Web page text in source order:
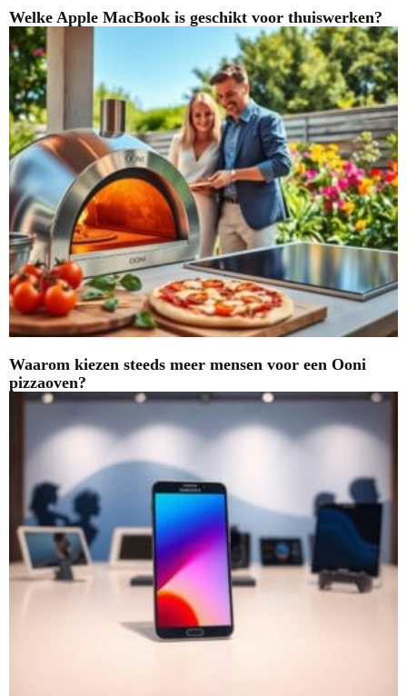
Welke Apple MacBook is geschikt voor thuiswerken?
Waarom kiezen steeds meer mensen voor een Ooni
pizzaoven?